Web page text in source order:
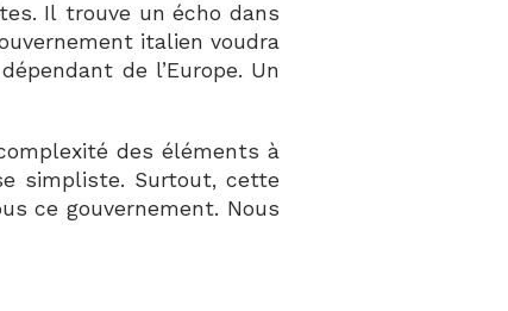
Il trouve un écho dans
italien voudra
de l’Europe. Un
des éléments à
simpliste. Surtout, cette
ce gouvernement. Nous